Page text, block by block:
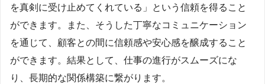
を真剣に受け止めてくれている」という信頼を得ること
ができます。また、そうした丁寧なコミュニケーション
を通じて、顧客との間に信頼感や安心感を醸成すること
ができます。結果として、仕事の進行がスムーズにな
り、長期的な関係構築に繋がります。